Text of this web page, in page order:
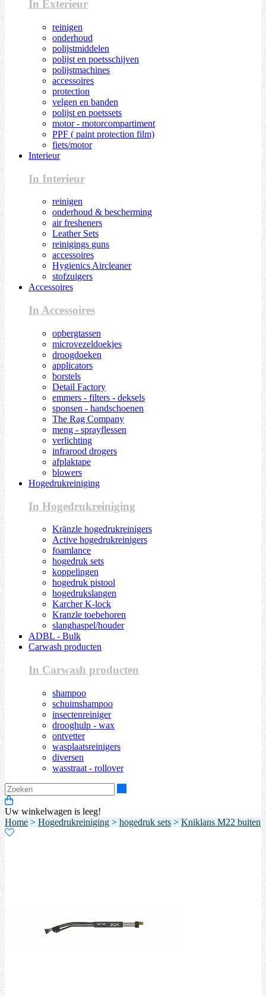
In Exterieur
reinigen
onderhoud
polijstmiddelen
polijst en poetsschijven
polijstmachines
accessoires
protection
velgen en banden
polijst en poetssets
motor - motorcompartiment
PPF ( paint protection film)
fiets/motor
Interieur
In Interieur
reinigen
onderhoud & bescherming
air fresheners
Leather Sets
reinigings guns
accessoires
Hygienics Aircleaner
stofzuigers
Accessoires
In Accessoires
opbergtassen
microvezeldoekjes
droogdoeken
applicators
borstels
Detail Factory
emmers - filters - deksels
sponsen - handschoenen
The Rag Company
meng - sprayflessen
verlichting
infrarood drogers
afplaktape
blowers
Hogedrukreiniging
In Hogedrukreiniging
Kränzle hogedrukreinigers
Active hogedrukreinigers
foamlance
hogedruk sets
koppelingen
hogedruk pistool
hogedrukslangen
Karcher K-lock
Kranzle toebehoren
slanghaspel/houder
ADBL - Bulk
Carwash producten
In Carwash producten
shampoo
schuimshampoo
insectenreiniger
drooghulp - wax
ontvetter
wasplaatsreinigers
diversen
wasstraat - rollover
Uw winkelwagen is leeg!
Home > Hogedrukreiniging > hogedruk sets > Kniklans M22 buiten